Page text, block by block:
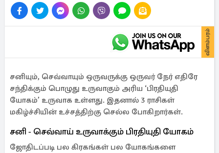
விளம்பரம்
சனியும், செவ்வாயும் ஒருவருக்கு ஒருவர் நேர் எதிரே
சந்திக்கும் பொழுது உருவாகும் அரிய ‘பிரதியுதி
யோகம்’ உருவாக உள்ளது. இதனால் 3 ராசிகள்
மகிழ்ச்சியின் உச்சத்திற்கு செல்ல போகிறார்கள்.
சனி - செவ்வாய் உருவாக்கும் பிரதியுதி யோகம்
ஜோதிடப்படி பல கிரகங்கள் பல யோகங்களை